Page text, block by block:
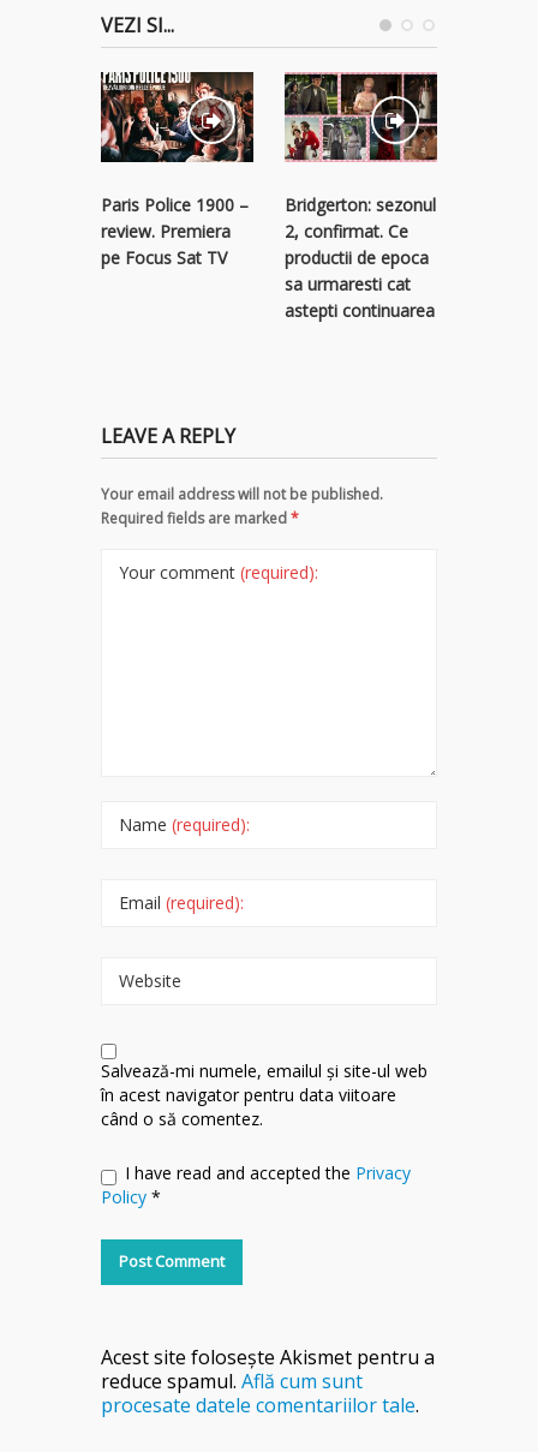
VEZI SI...
Paris Police 1900 –
review. Premiera
pe Focus Sat TV
Bridgerton: sezonul
2, confirmat. Ce
productii de epoca
sa urmaresti cat
astepti continuarea
LEAVE A REPLY
Your email address will not be published.
Required fields are marked*
Your comment (required):
Name (required):
Email (required):
Website
Salvează-mi numele, emailul și site-ul web
în acest navigator pentru data viitoare
când o să comentez.
I have read and accepted the Privacy
Policy *
Acest site folosește Akismet pentru a
reduce spamul. Află cum sunt
procesate datele comentariilor tale.